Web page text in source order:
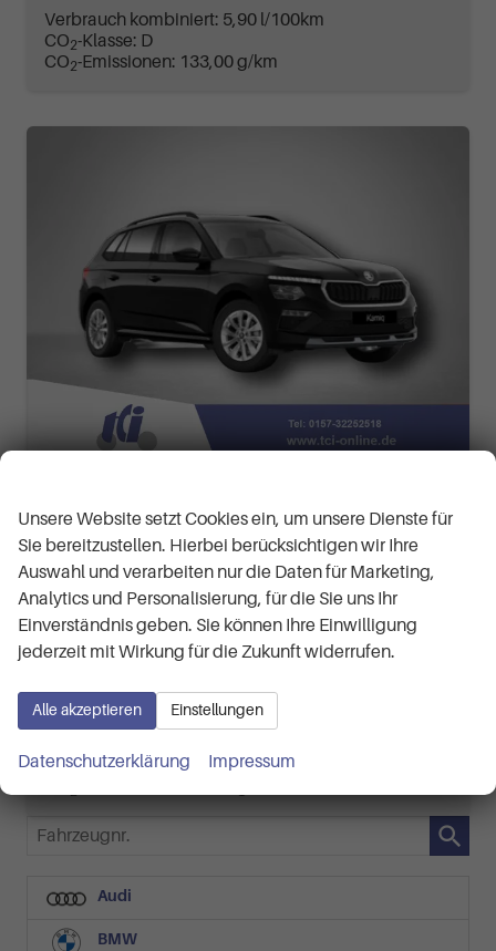
Verbrauch kombiniert: 5,90 l/100km
CO2-Klasse: D
CO2-Emissionen: 133,00 g/km
Selection 1.5 TSI 7-Gang-DSG
Fahrzeugnr. 61849 Getriebe Automatik
Kraftstoff
Benzin
Black-Magic Perleffekt
Leistung 110 kW (150 PS) Kilometerstand 50 km
28.190,– €
incl. 19% MwSt.
CO2-Klasse:D
2
Fahrzeugnr.
Audi
BMW
Unsere Website setzt Cookies ein, um unsere Dienste für
Sie bereitzustellen. Hierbei berücksichtigen wir Ihre
Auswahl und verarbeiten nur die Daten für Marketing,
Analytics und Personalisierung, für die Sie uns Ihr
Einverständnis geben. Sie können Ihre Einwilligung
jederzeit mit Wirkung für die Zukunft widerrufen.
Alle akzeptieren Einstellungen
Datenschutzerklärung Impressum